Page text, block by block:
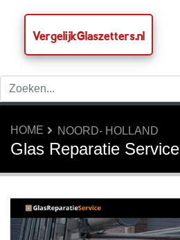
VergelijkGlaszetters.nl
HOME NOORD- HOLLAND
Glas Reparatie Service